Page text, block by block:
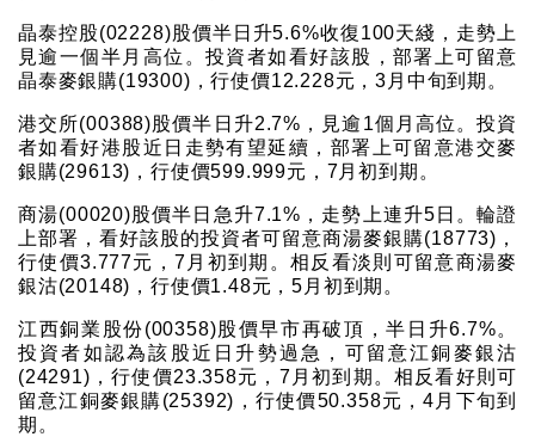
晶泰控股(02228)股價半日升5.6%收復100天綫，走勢上
見逾一個半月高位。投資者如看好該股，部署上可留意
晶泰麥銀購(19300)，行使價12.228元，3月中旬到期。
港交所(00388)股價半日升2.7%，見逾1個月高位。投資
者如看好港股近日走勢有望延續，部署上可留意港交麥
銀購(29613)，行使價599.999元，7月初到期。
商湯(00020)股價半日急升7.1%，走勢上連升5日。輪證
上部署，看好該股的投資者可留意商湯麥銀購(18773)，
行使價3.777元，7月初到期。相反看淡則可留意商湯麥
銀沽(20148)，行使價1.48元，5月初到期。
江西銅業股份(00358)股價早市再破頂，半日升6.7%。
投資者如認為該股近日升勢過急，可留意江銅麥銀沽
(24291)，行使價23.358元，7月初到期。相反看好則可
留意江銅麥銀購(25392)，行使價50.358元，4月下旬到
期。